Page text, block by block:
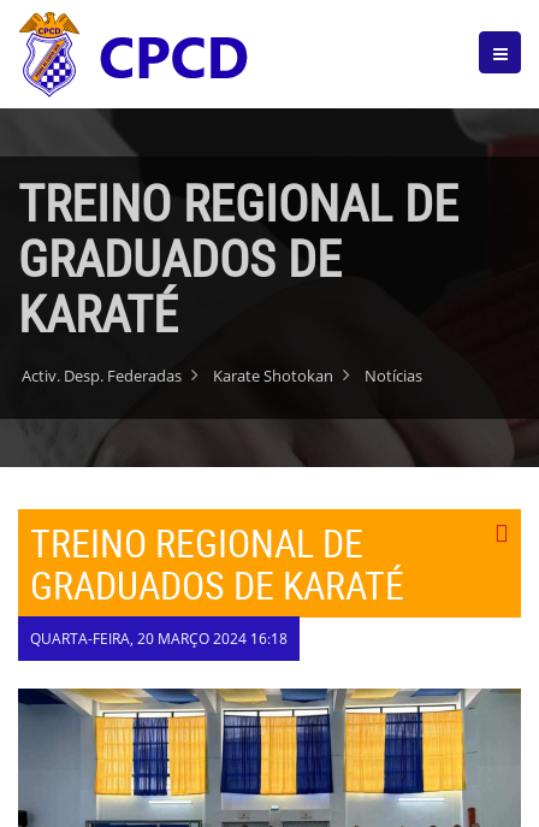
TREINO REGIONAL DE
GRADUADOS DE
KARATÉ
Activ. Desp. Federadas Karate Shotokan Notícias
TREINO REGIONAL DE
GRADUADOS DE KARATÉ
QUARTA-FEIRA, 20 MARÇO 2024 16:18